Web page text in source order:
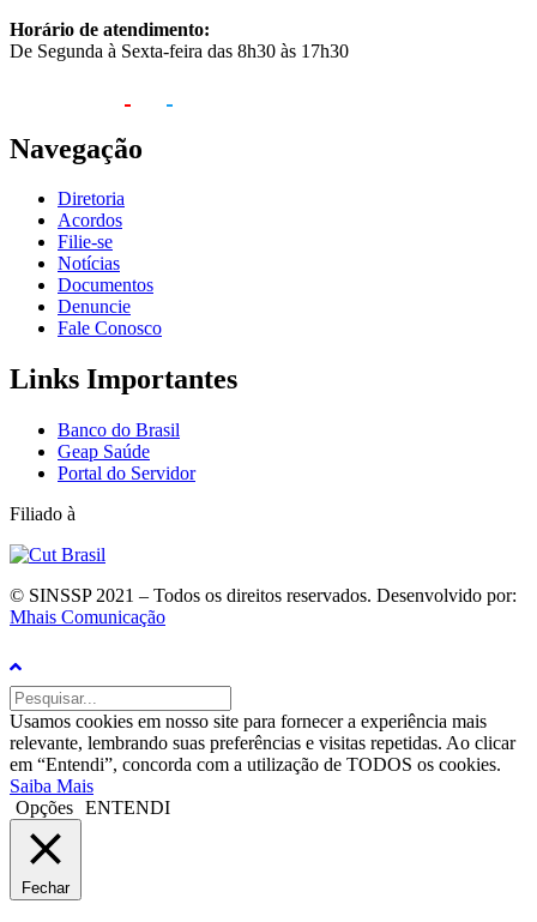
Horário de atendimento:
De Segunda à Sexta-feira das 8h30 às 17h30
Navegação
Diretoria
Acordos
Filie-se
Notícias
Documentos
Denuncie
Fale Conosco
Links Importantes
Banco do Brasil
Geap Saúde
Portal do Servidor
Filiado à
© SINSSP 2021 – Todos os direitos reservados. Desenvolvido por:
Mhais Comunicação
Usamos cookies em nosso site para fornecer a experiência mais
relevante, lembrando suas preferências e visitas repetidas. Ao clicar
em “Entendi”, concorda com a utilização de TODOS os cookies.
Saiba Mais
Opções ENTENDI
Fechar